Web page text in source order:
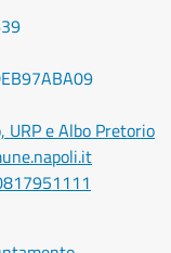
URP e Albo Pretorio